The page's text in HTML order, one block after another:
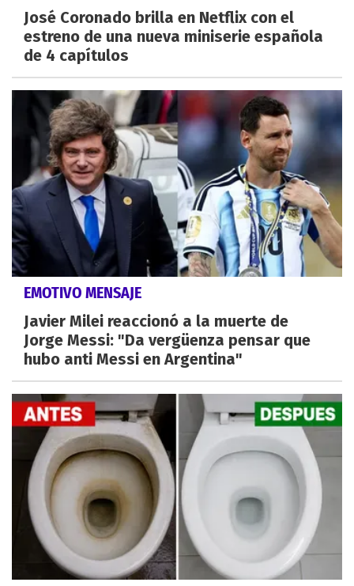
José Coronado brilla en Netflix con el
estreno de una nueva miniserie española
de 4 capítulos
EMOTIVO MENSAJE
Javier Milei reaccionó a la muerte de
Jorge Messi: "Da vergüenza pensar que
hubo anti Messi en Argentina"